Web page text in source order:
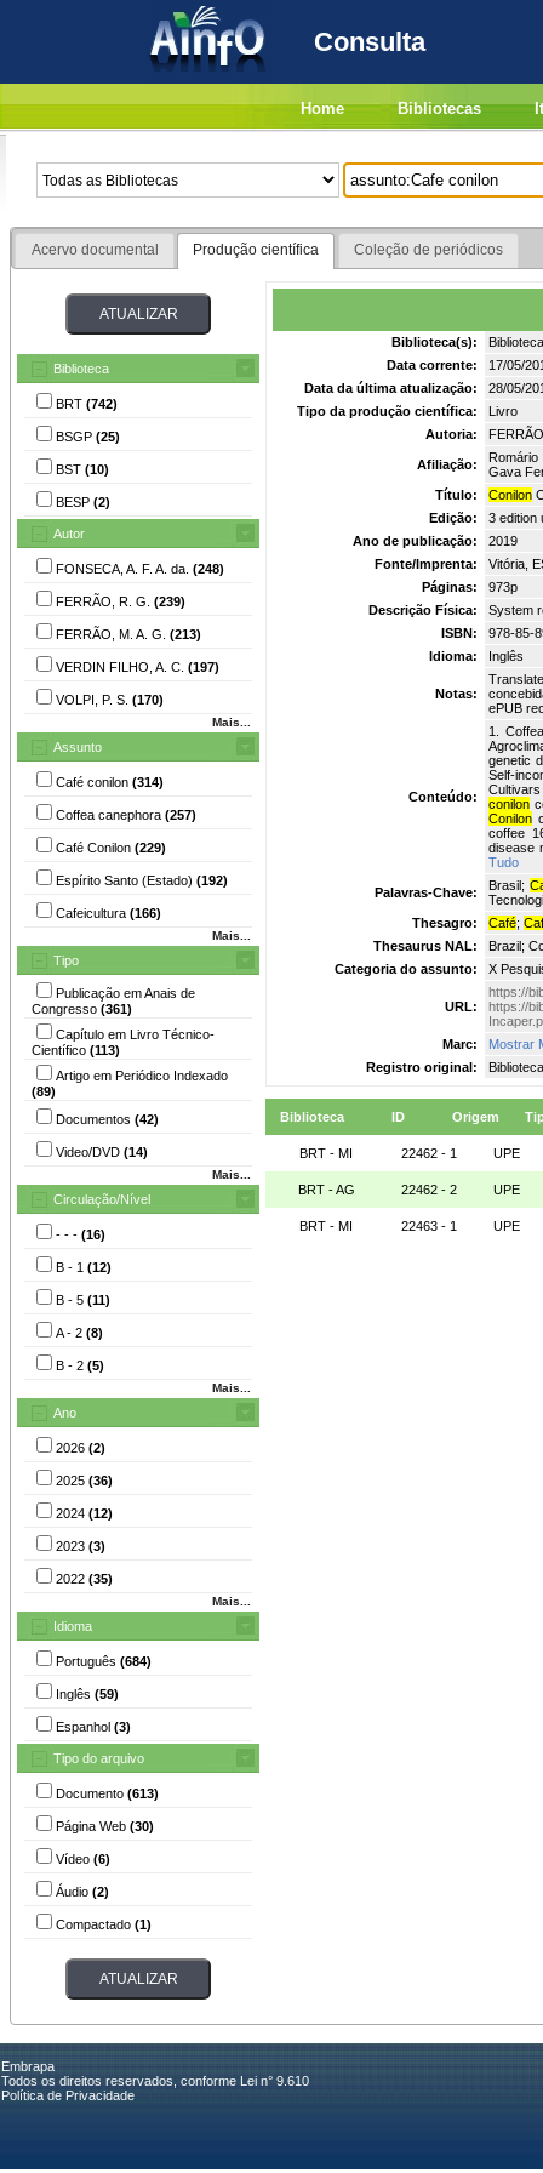
Consulta
Home Bibliotecas
Acervo documental Produção científica Coleção de periódicos
Biblioteca
BRT (742)
BSGP (25)
BST (10)
BESP (2)
Autor
FONSECA, A. F. A. da. (248)
FERRÃO, R. G. (239)
FERRÃO, M. A. G. (213)
VERDIN FILHO, A. C. (197)
VOLPI, P. S. (170)
Mais...
Assunto
Café conilon (314)
Coffea canephora (257)
Café Conilon (229)
Espírito Santo (Estado) (192)
Cafeicultura (166)
Mais...
Tipo
Publicação em Anais de
Congresso (361)
Capítulo em Livro Técnico-
Científico (113)
Artigo em Periódico Indexado
(89)
Documentos (42)
Video/DVD (14)
Mais...
Circulação/Nível
- - - (16)
B - 1 (12)
B - 5 (11)
A - 2 (8)
B - 2 (5)
Mais...
Ano
2026 (2)
2025 (36)
2024 (12)
2023 (3)
2022 (35)
Mais...
Idioma
Português (684)
Inglês (59)
Espanhol (3)
Tipo do arquivo
Documento (613)
Página Web (30)
Vídeo (6)
Áudio (2)
Compactado (1)
Biblioteca(s):
Data corrente:
17/05/
Data da última atualização:
28/05/
Tipo da produção científica:
Livro
Autoria:
Afiliação:
Gava
Título:
Conilon
Edição:
3 edition
Ano de publicação:
2019
Fonte/Imprenta:
Vitória,
Páginas:
973p
Descrição Física:
System
ISBN:
978-85-
Idioma:
Inglês
Notas:
ePUB
Conteúdo:
1.
genetic
Self-
conilon
Conilon
coffee
disease
Tudo
Palavras-Chave: Brasil;
Thesagro:
Café;
Thesaurus NAL:
Brazil;
Categoria do assunto:
X
URL:
https://
https://
Marc:
Mostrar
Registro original:
Biblioteca ID Origem
BRT - MI 22462 - 1 UPE
BRT - AG 22462 - 2 UPE
BRT - MI 22463 - 1 UPE
Embrapa
Todos os direitos reservados, conforme Lei n° 9.610
Política de Privacidade